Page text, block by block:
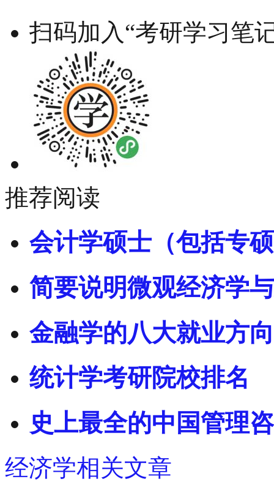
扫码加入“考研学习笔
推荐阅读
会计学硕士（包括专
简要说明微观经济学
金融学的八大就业方
统计学考研院校排名
史上最全的中国管理
经济学相关文章